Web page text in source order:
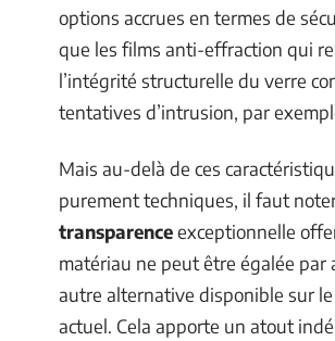
options accrues en termes de
que les films anti-effraction qui
l’intégrité structurelle du verre
tentatives d’intrusion, par
Mais au-delà de ces
purement techniques, il faut
transparenceexceptionnelle
matériau ne peut être égalée par
autre alternative disponible sur le
actuel. Cela apporte un atout